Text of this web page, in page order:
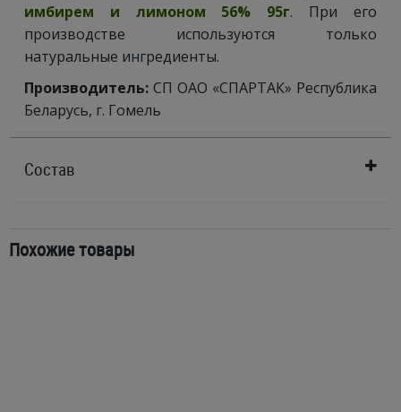
имбирем и лимоном 56% 95г. При его
производстве используются только
натуральные ингредиенты.
Производитель: СП ОАО «СПАРТАК» Республика
Беларусь, г. Гомель
Состав
Похожие товары